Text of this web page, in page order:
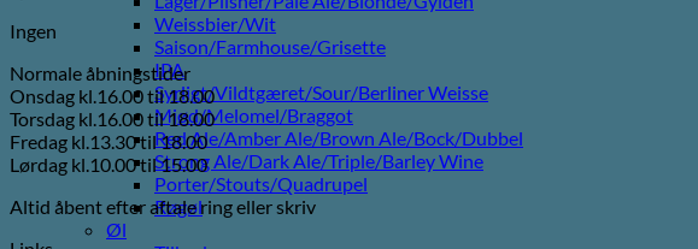
Weissbier/Wit
Saison/Farmhouse/Grisette
IPA
Syrligt/Vildtgæret/Sour/Berliner Weisse
Mjød/Melomel/Braggot
Red Ale/Amber Ale/Brown Ale/Bock/Dubbel
Strong Ale/Dark Ale/Triple/Barley Wine
Porter/Stouts/Quadrupel
Røgøl
Øl
Ingen
Normale åbningstider
Onsdag kl.16.00 til 18.00
Torsdag kl.16.00 til 18.00
Fredag kl.13.30 til 18.00
Lørdag kl.10.00 til 15.00
Altid åbent efter aftale ring eller skriv